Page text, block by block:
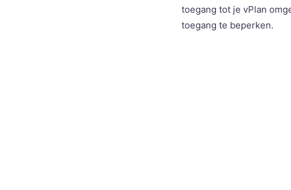
toegang tot je vPlan
toegang te beperken.